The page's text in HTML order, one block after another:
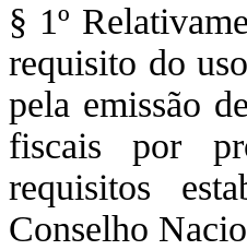
§ 1º
requisito do
pela emissão
fiscais por
requisitos
Conselho